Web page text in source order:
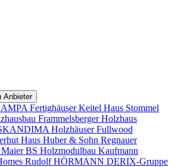
Anbieter
FertighäuserKeitel Haus Stommel
Frammelsberger Holzhaus
HolzhäuserFullwood
Haus Huber & Sohn Regnauer
BS Holzmodulbau Kaufmann
Rudolf HÖRMANN DERIX-Gruppe